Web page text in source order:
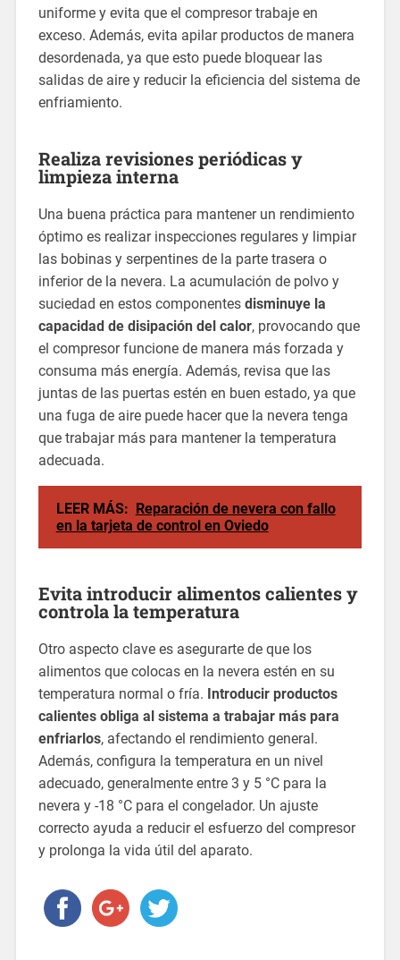
uniforme y evita que el compresor trabaje en
exceso. Además, evita apilar productos de manera
desordenada, ya que esto puede bloquear las
salidas de aire y reducir la eficiencia del sistema de
enfriamiento.
Realiza revisiones periódicas y
limpieza interna
Una buena práctica para mantener un rendimiento
óptimo es realizar inspecciones regulares y limpiar
las bobinas y serpentines de la parte trasera o
inferior de la nevera. La acumulación de polvo y
suciedad en estos componentes disminuye la
capacidad de disipación del calor, provocando que
el compresor funcione de manera más forzada y
consuma más energía. Además, revisa que las
juntas de las puertas estén en buen estado, ya que
una fuga de aire puede hacer que la nevera tenga
que trabajar más para mantener la temperatura
adecuada.
LEER MÁS: Reparación de nevera con fallo
en la tarjeta de control en Oviedo
Evita introducir alimentos calientes y
controla la temperatura
Otro aspecto clave es asegurarte de que los
alimentos que colocas en la nevera estén en su
temperatura normal o fría. Introducir productos
calientes obliga al sistema a trabajar más para
enfriarlos, afectando el rendimiento general.
Además, configura la temperatura en un nivel
adecuado, generalmente entre 3 y 5 °C para la
nevera y -18 °C para el congelador. Un ajuste
correcto ayuda a reducir el esfuerzo del compresor
y prolonga la vida útil del aparato.